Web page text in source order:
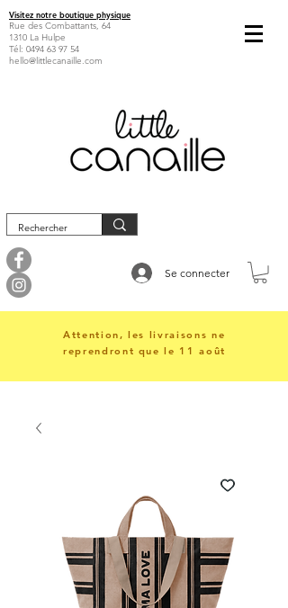
Visitez notre boutique physique
Rue des Combattants, 64
1310 La Hulpe
Tél: 0494 63 97 54
hello@littlecanaille.com
Se connecter
Attention, les livraisons ne
reprendront que le 11 août